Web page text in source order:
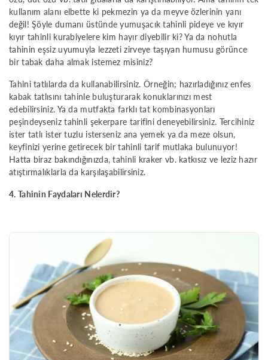
kullanım alanı elbette ki pekmezin ya da meyve özlerinin yanı
değil! Şöyle dumanı üstünde yumuşacık tahinli pideye ve kıyır
kıyır tahinli kurabiyelere kim hayır diyebilir ki? Ya da nohutla
tahinin eşsiz uyumuyla lezzeti zirveye taşıyan humusu görünce
bir tabak daha almak istemez misiniz?
Tahini tatlılarda da kullanabilirsiniz. Örneğin; hazırladığınız enfes
kabak tatlısını tahinle buluşturarak konuklarınızı mest
edebilirsiniz. Ya da mutfakta farklı tat kombinasyonları
peşindeyseniz tahinli şekerpare tarifini deneyebilirsiniz. Tercihiniz
ister tatlı ister tuzlu isterseniz ana yemek ya da meze olsun,
keyfinizi yerine getirecek bir tahinli tarif mutlaka bulunuyor!
Hatta biraz bakındığınızda, tahinli kraker vb. katkısız ve leziz hazır
atıştırmalıklarla da karşılaşabilirsiniz.
4. Tahinin Faydaları Nelerdir?